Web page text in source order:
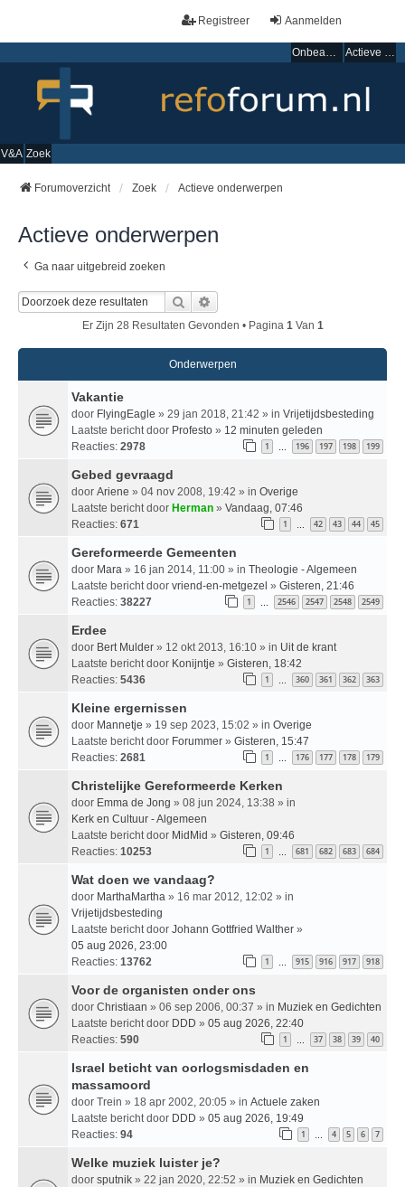
Aanmelden
Registreer
Onbeantwoorde onderwerpen Actieve onderwerpen
V&A Zoek
Forumoverzicht Zoek Actieve onderwerpen
Actieve onderwerpen
Ga naar uitgebreid zoeken
Zoek
Er Zijn 28 Resultaten Gevonden • Pagina 1 Van 1
Onderwerpen
Vakantie
door FlyingEagle » 29 jan 2018, 21:42 » in Vrijetijdsbesteding
Laatste bericht door Profesto » 12 minuten geleden
Reacties: 2978 1 … 196 197 198 199
Gebed gevraagd
door Ariene » 04 nov 2008, 19:42 » in Overige
Laatste bericht door Herman » Vandaag, 07:46
Reacties: 671 1 … 42 43 44 45
Gereformeerde Gemeenten
door Mara » 16 jan 2014, 11:00 » in Theologie - Algemeen
Laatste bericht door vriend-en-metgezel » Gisteren, 21:46
Reacties: 38227 1 … 2546 2547 2548 2549
Erdee
door Bert Mulder » 12 okt 2013, 16:10 » in Uit de krant
Laatste bericht door Konijntje » Gisteren, 18:42
Reacties: 5436 1 … 360 361 362 363
Kleine ergernissen
door Mannetje » 19 sep 2023, 15:02 » in Overige
Laatste bericht door Forummer » Gisteren, 15:47
Reacties: 2681 1 … 176 177 178 179
Christelijke Gereformeerde Kerken
door Emma de Jong » 08 jun 2024, 13:38 » in
Kerk en Cultuur - Algemeen
Laatste bericht door MidMid » Gisteren, 09:46
Reacties: 10253 1 … 681 682 683 684
Wat doen we vandaag?
door MarthaMartha » 16 mar 2012, 12:02 » in
Vrijetijdsbesteding
Laatste bericht door Johann Gottfried Walther »
05 aug 2026, 23:00
Reacties: 13762 1 … 915 916 917 918
Voor de organisten onder ons
door Christiaan » 06 sep 2006, 00:37 » in Muziek en Gedichten
Laatste bericht door DDD » 05 aug 2026, 22:40
Reacties: 590 1 … 37 38 39 40
Israel beticht van oorlogsmisdaden en
massamoord
door Trein » 18 apr 2002, 20:05 » in Actuele zaken
Laatste bericht door DDD » 05 aug 2026, 19:49
Reacties: 94 1 … 4 5 6 7
Welke muziek luister je?
door sputnik » 22 jan 2020, 22:52 » in Muziek en Gedichten